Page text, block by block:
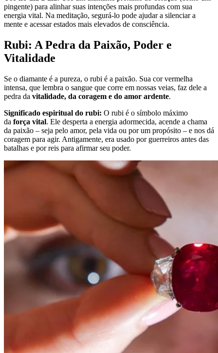
pingente) para alinhar suas intenções mais profundas com sua
energia vital. Na meditação, segurá-lo pode ajudar a silenciar a
mente e acessar estados mais elevados de consciência.
Rubi: A Pedra da Paixão, Poder e
Vitalidade
Se o diamante é a pureza, o rubi é a paixão. Sua cor vermelha
intensa, que lembra o sangue que corre em nossas veias, faz dele a
pedra da vitalidade, da coragem e do amor ardente.
Significado espiritual do rubi: O rubi é o símbolo máximo
da força vital. Ele desperta a energia adormecida, acende a chama
da paixão – seja pelo amor, pela vida ou por um propósito – e nos dá
coragem para agir. Antigamente, era usado por guerreiros antes das
batalhas e por reis para afirmar seu poder.